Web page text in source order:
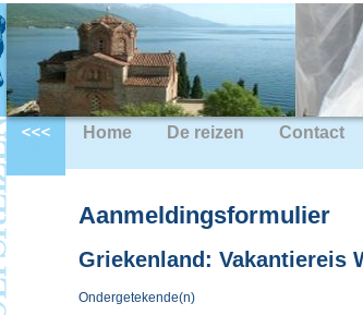
Home De reizen Contact
Aanmeldingsformulier
Griekenland: Vakantiereis
Ondergetekende(n)